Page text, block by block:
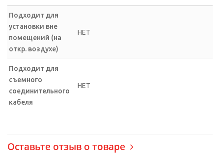
Подходит для
установки вне
помещений (на
откр. воздухе)
НЕТ
Подходит для
съемного
соединительного
кабеля
НЕТ
Оставьте отзыв о товаре